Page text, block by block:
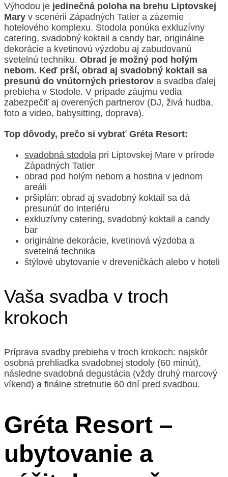
Výhodou je jedinečná poloha na brehu Liptovskej
Mary v scenérii Západných Tatier a zázemie
hotelového komplexu. Stodola ponúka exkluzívny
catering, svadobný koktail a candy bar, originálne
dekorácie a kvetinovú výzdobu aj zabudovanú
svetelnú techniku. Obrad je možný pod holým
nebom. Keď prší, obrad aj svadobný koktail sa
presunú do vnútorných priestorov a svadba ďalej
prebieha v Stodole. V prípade záujmu vedia
zabezpečiť aj overených partnerov (DJ, živá hudba,
foto a video, babysitting, doprava).
Top dôvody, prečo si vybrať Gréta Resort:
svadobná stodola pri Liptovskej Mare v prírode
Západných Tatier
obrad pod holým nebom a hostina v jednom
areáli
pršiplán: obrad aj svadobný koktail sa dá
presunúť do interiéru
exkluzívny catering, svadobný koktail a candy
bar
originálne dekorácie, kvetinová výzdoba a
svetelná technika
štýlové ubytovanie v dreveničkách alebo v hoteli
Vaša svadba v troch
krokoch
Príprava svadby prebieha v troch krokoch: najskôr
osobná prehliadka svadobnej stodoly (60 minút),
následne svadobná degustácia (vždy druhý marcový
víkend) a finálne stretnutie 60 dní pred svadbou.
Gréta Resort –
ubytovanie a